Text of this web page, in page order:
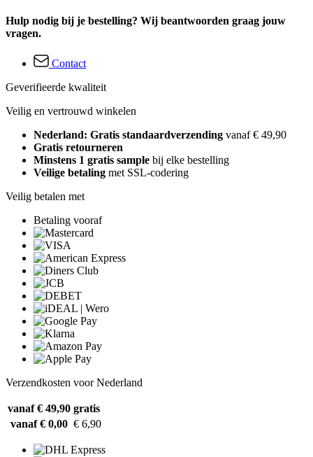
Hulp nodig bij je bestelling? Wij beantwoorden graag jouw
vragen.
Contact
Geverifieerde kwaliteit
Veilig en vertrouwd winkelen
Nederland: Gratis standaardverzending vanaf € 49,90
Gratis retourneren
Minstens 1 gratis sample bij elke bestelling
Veilige betaling met SSL-codering
Veilig betalen met
Betaling vooraf
Verzendkosten voor Nederland
vanaf € 49,90 gratis
vanaf € 0,00 € 6,90